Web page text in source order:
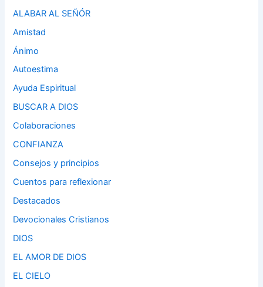
ALABAR AL SEÑÓR
Amistad
Ánimo
Autoestima
Ayuda Espiritual
BUSCAR A DIOS
Colaboraciones
CONFIANZA
Consejos y principios
Cuentos para reflexionar
Destacados
Devocionales Cristianos
DIOS
EL AMOR DE DIOS
EL CIELO